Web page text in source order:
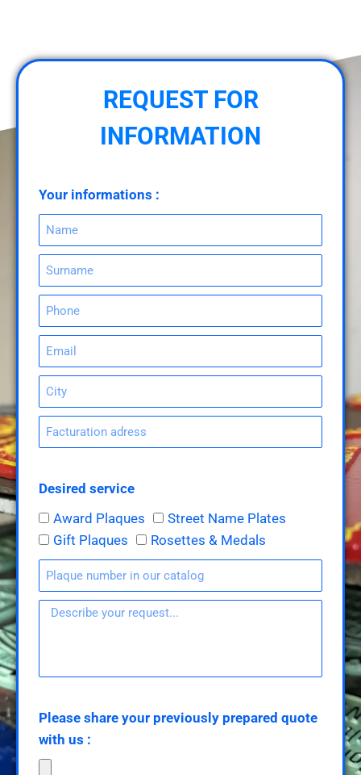
REQUEST FOR
INFORMATION
Your informations :
Desired service
Award Plaques
Street Name Plates
Gift Plaques
Rosettes & Medals
Please share your previously prepared quote
with us :